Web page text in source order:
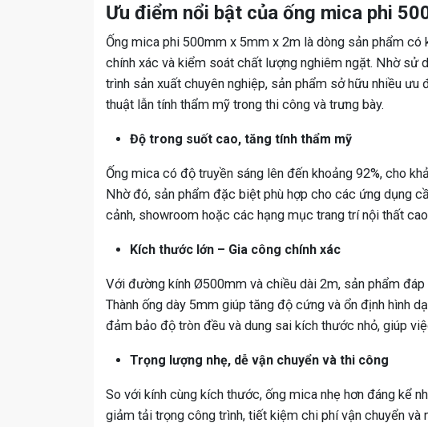
Ưu điểm nổi bật của ống mica phi
Ống mica phi 500mm x 5mm x 2m là dòng sản phẩm
chính xác và kiểm soát chất lượng nghiêm ngặt. Nhờ
trình sản xuất chuyên nghiệp, sản phẩm sở hữu nhiều
thuật lẫn tính thẩm mỹ trong thi công và trưng bày.
Độ trong suốt cao, tăng tính thẩm mỹ
Ống mica có độ truyền sáng lên đến khoảng 92%, cho
Nhờ đó, sản phẩm đặc biệt phù hợp cho các ứng dụng
cảnh, showroom hoặc các hạng mục trang trí nội thất
Kích thước lớn – Gia công chính xác
Với đường kính Ø500mm và chiều dài 2m, sản phẩm
Thành ống dày 5mm giúp tăng độ cứng và ổn định hình
đảm bảo độ tròn đều và dung sai kích thước nhỏ, giúp
Trọng lượng nhẹ, dễ vận chuyển và thi công
So với kính cùng kích thước, ống mica nhẹ hơn đáng kể
giảm tải trọng công trình, tiết kiệm chi phí vận chuyển và